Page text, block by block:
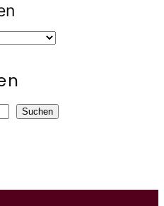
Suchen